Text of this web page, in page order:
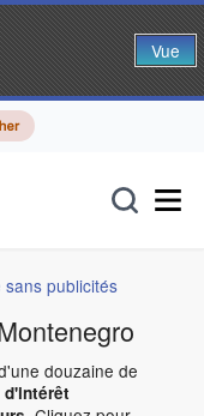
publicités
douzaine de
Vue